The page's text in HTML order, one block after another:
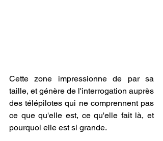
Cette zone impressionne de par sa
taille, et génère de l'interrogation auprès
des télépilotes qui ne comprennent pas
ce que qu'elle est, ce qu'elle fait là, et
pourquoi elle est si grande.